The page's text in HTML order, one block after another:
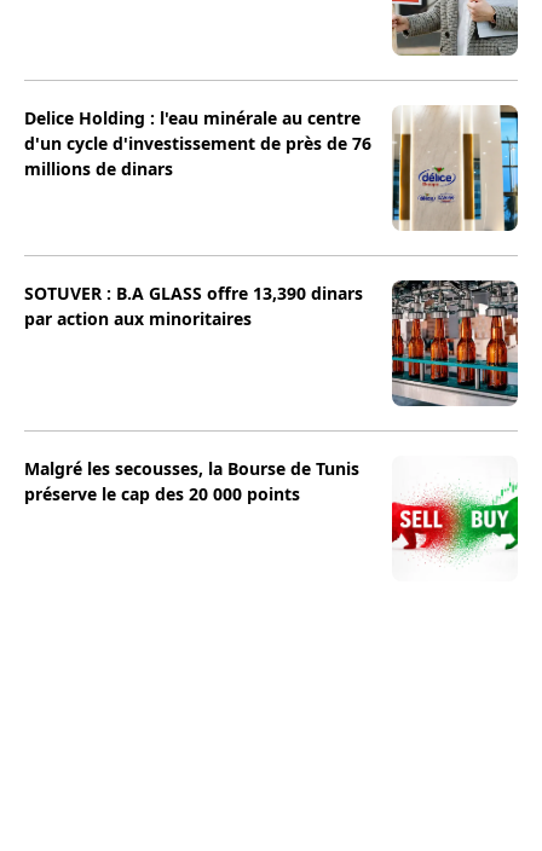
Delice Holding : l'eau minérale au centre
d'un cycle d'investissement de près de 76
millions de dinars
SOTUVER : B.A GLASS offre 13,390 dinars
par action aux minoritaires
Malgré les secousses, la Bourse de Tunis
préserve le cap des 20 000 points